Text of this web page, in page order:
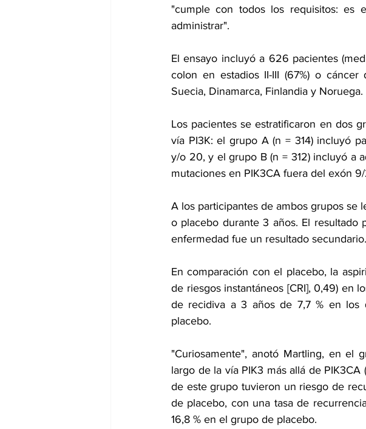
"cumple con todos los requisitos: es
administrar".
El ensayo incluyó a 626 pacientes
colon en estadios II-III (67%) o
Suecia, Dinamarca, Finlandia y Noruega.
Los pacientes se estratificaron en dos
vía PI3K: el grupo A (n = 314) incluyó
y/o 20, y el grupo B (n = 312) incluyó a
mutaciones en PIK3CA fuera del exón
A los participantes de ambos grupos se
o placebo durante 3 años. El resultado
enfermedad fue un resultado secundario.
En comparación con el placebo, la
de riesgos instantáneos [CRI], 0,49) en
de recidiva a 3 años de 7,7 % en los
placebo.
"Curiosamente", anotó Martling, en el
largo de la vía PIK3 más allá de
de este grupo tuvieron un riesgo de
de placebo, con una tasa de
16,8 % en el grupo de placebo.